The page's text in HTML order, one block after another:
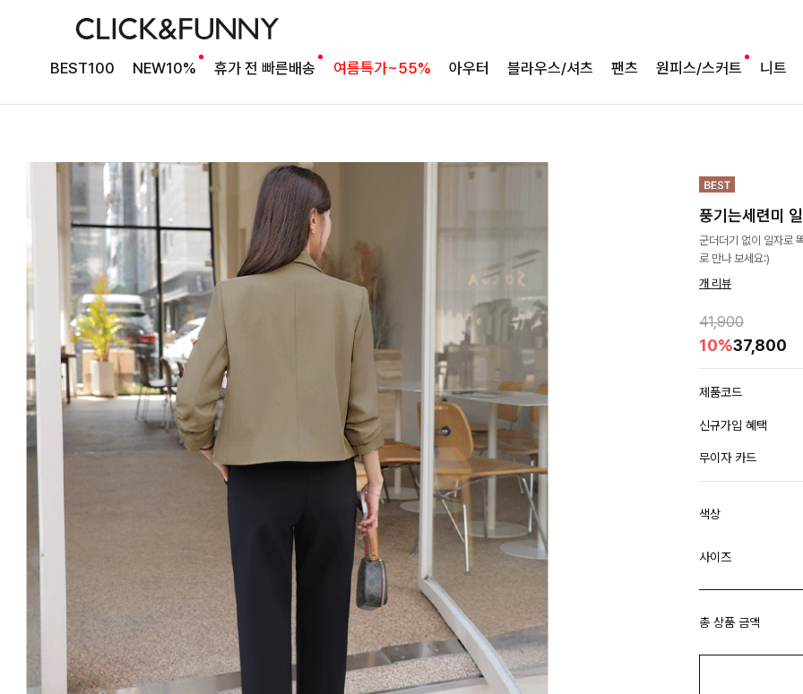
BEST100 NEW10% 휴가 전 빠른배송 여름특가~55% 아우터 블라우스/셔츠 팬츠 원피스/스커트 니트
풍기는세련미
군더더기 없이 일자로
로 만나 보세요:)
개 리뷰
41,900
10%37,800
제품코드
신규가입 혜택
무이자 카드
색상
사이즈
총 상품 금액